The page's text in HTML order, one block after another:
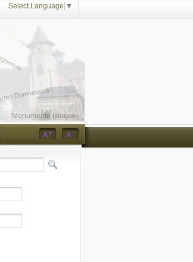
Select Language ▼